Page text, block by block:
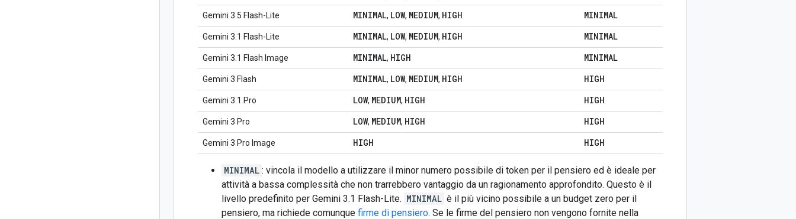
Gemini 3.5 Flash-Lite MINIMAL, LOW, MEDIUM, HIGH MINIMAL
Gemini 3.1 Flash-Lite MINIMAL, LOW, MEDIUM, HIGH MINIMAL
Gemini 3.1 Flash Image MINIMAL, HIGH MINIMAL
Gemini 3 Flash MINIMAL, LOW, MEDIUM, HIGH HIGH
Gemini 3.1 Pro LOW, MEDIUM, HIGH HIGH
Gemini 3 Pro LOW, MEDIUM, HIGH HIGH
Gemini 3 Pro Image HIGH HIGH
MINIMAL : vincola il modello a utilizzare il minor numero possibile di token per il pensiero ed è ideale per
attività a bassa complessità che non trarrebbero vantaggio da un ragionamento approfondito. Questo è il
livello predefinito per Gemini 3.1 Flash-Lite. MINIMAL è il più vicino possibile a un budget zero per il
pensiero, ma richiede comunque firme di pensiero. Se le firme del pensiero non vengono fornite nella